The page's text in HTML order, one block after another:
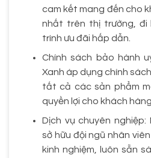
cam kết mang đến cho
nhất trên thị trường, đi
trình ưu đãi hấp dẫn.
Chính sách bảo hành
Xanh áp dụng chính
tất cả các sản phẩm
quyền lợi cho khách hàng.
Dịch vụ chuyên nghiệp:
sở hữu đội ngũ nhân
kinh nghiệm, luôn sẵn